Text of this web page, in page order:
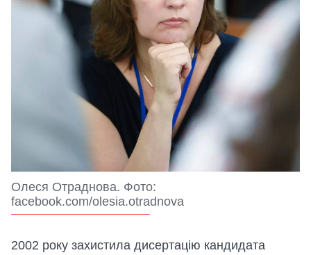
Олеся Отраднова. Фото:
facebook.com/olesia.otradnova
2002 року захистила дисертацію кандидата